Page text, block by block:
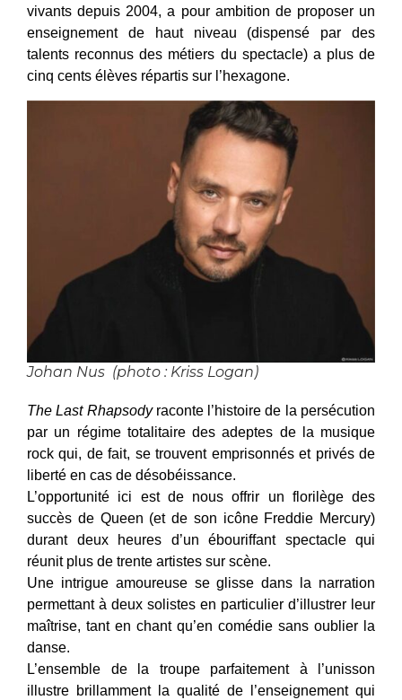
vivants depuis 2004, a pour ambition de proposer un
enseignement de haut niveau (dispensé par des
talents reconnus des métiers du spectacle) a plus de
cinq cents élèves répartis sur l’hexagone.
Johan Nus (photo : Kriss Logan)
The Last Rhapsody raconte l’histoire de la persécution
par un régime totalitaire des adeptes de la musique
rock qui, de fait, se trouvent emprisonnés et privés de
liberté en cas de désobéissance.
L’opportunité ici est de nous offrir un florilège des
succès de Queen (et de son icône Freddie Mercury)
durant deux heures d’un ébouriffant spectacle qui
réunit plus de trente artistes sur scène.
Une intrigue amoureuse se glisse dans la narration
permettant à deux solistes en particulier d’illustrer leur
maîtrise, tant en chant qu’en comédie sans oublier la
danse.
L’ensemble de la troupe parfaitement à l’unisson
illustre brillamment la qualité de l’enseignement qui